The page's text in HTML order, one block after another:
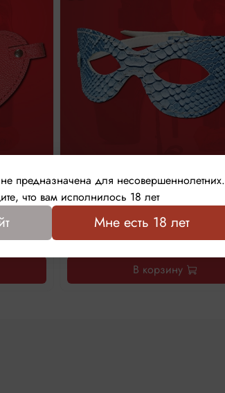
"Кресты" Маска "Ледяной змей"
1 150 ₽
В корзину
предназначена для несовершеннолетних.
что вам исполнилось 18 лет
Мне есть 18 лет